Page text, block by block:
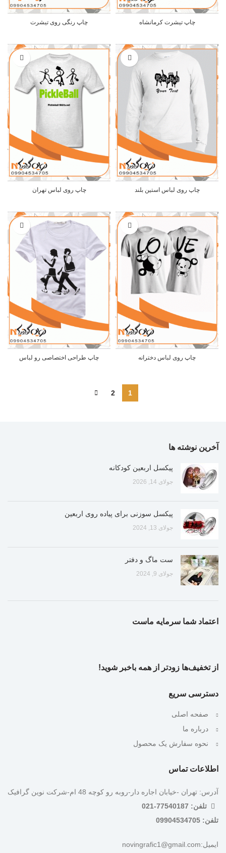
چاپ تیشرت کرمانشاه چاپ رنگی روی تیشرت
چاپ روی لباس استین بلند چاپ روی لباس تهران
چاپ روی لباس دخترانه چاپ طراحی اختصاصی رو لباس
1
2
آخرین نوشته ها
پیکسل اربعین کودکانه
جولای 14, 2026
پیکسل سوزنی برای پیاده روی اربعین
جولای 13, 2024
ست ماگ و دفتر
جولای 9, 2024
اعتماد شما سرمایه ماست
از تخفیف‌ها زودتر از همه باخبر شوید!
دسترسی سریع
صفحه اصلی
درباره ما
نحوه سفارش یک محصول
اطلاعات تماس
آدرس: تهران -خیابان اجاره دار-روبه رو کوچه 48 ام-شرکت نوین گرافیک
تلفن: 77540187-021
تلفن: 09904534705
ایمیل:novingrafic1@gmail.com